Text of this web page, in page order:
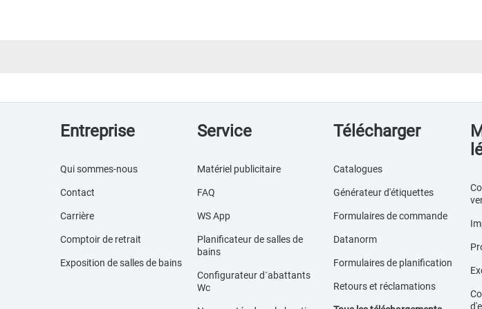
Entreprise
Qui sommes-nous
Contact
Carrière
Comptoir de retrait
Exposition de salles de bains
Service
Matériel publicitaire
FAQ
WS App
Planificateur de salles de
bains
Configurateur d´abattants
Wc
Télécharger
Catalogues
Générateur d'étiquettes
Formulaires de commande
Datanorm
Formulaires de planification
Retours et réclamations